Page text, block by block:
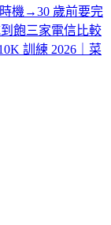
機 →30 歲前要完
飽三家電信比較
訓練 2026｜菜